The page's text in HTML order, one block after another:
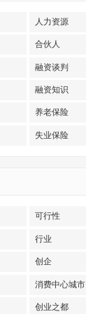
人力资源
合伙人
融资谈判
融资知识
养老保险
失业保险
可行性
行业
创企
消费中心城市
创业之都